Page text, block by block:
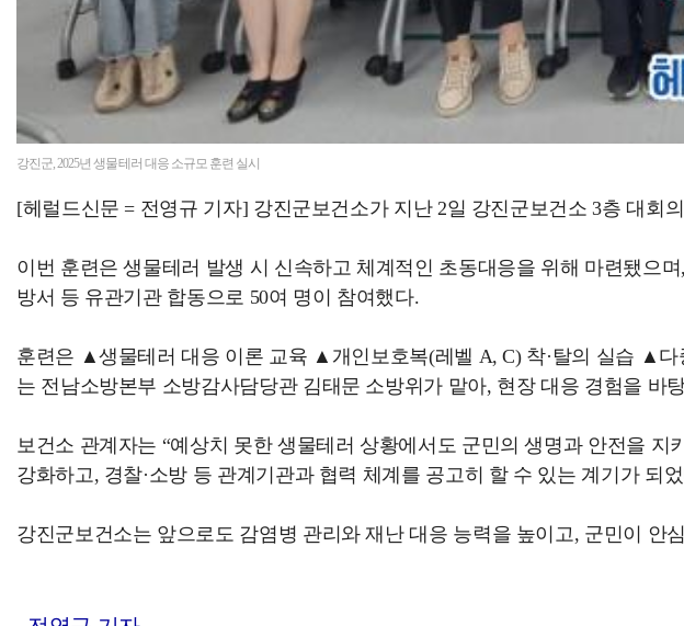
강진군, 2025년 생물테러 대응 소규모 훈련 실시
[헤럴드신문 = 전영규 기자] 강진군보건소가 지난 2일 강진군보건소 3층 대회
이번 훈련은 생물테러 발생 시 신속하고 체계적인 초동대응을 위해 마련됐으
방서 등 유관기관 합동으로 50여 명이 참여했다.
훈련은 ▲생물테러 대응 이론 교육 ▲개인보호복(레벨 A, C) 착·탈의 실습 ▲
는 전남소방본부 소방감사담당관 김태문 소방위가 맡아, 현장 대응 경험을 바
보건소 관계자는 “예상치 못한 생물테러 상황에서도 군민의 생명과 안전을
강화하고, 경찰·소방 등 관계기관과 협력 체계를 공고히 할 수 있는 계기가 되
강진군보건소는 앞으로도 감염병 관리와 재난 대응 능력을 높이고, 군민이